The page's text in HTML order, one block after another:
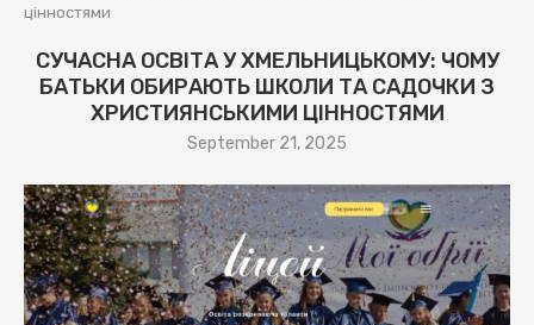
цінностями
СУЧАСНА ОСВІТА У ХМЕЛЬНИЦЬКОМУ: ЧОМУ
БАТЬКИ ОБИРАЮТЬ ШКОЛИ ТА САДОЧКИ З
ХРИСТИЯНСЬКИМИ ЦІННОСТЯМИ
September 21, 2025